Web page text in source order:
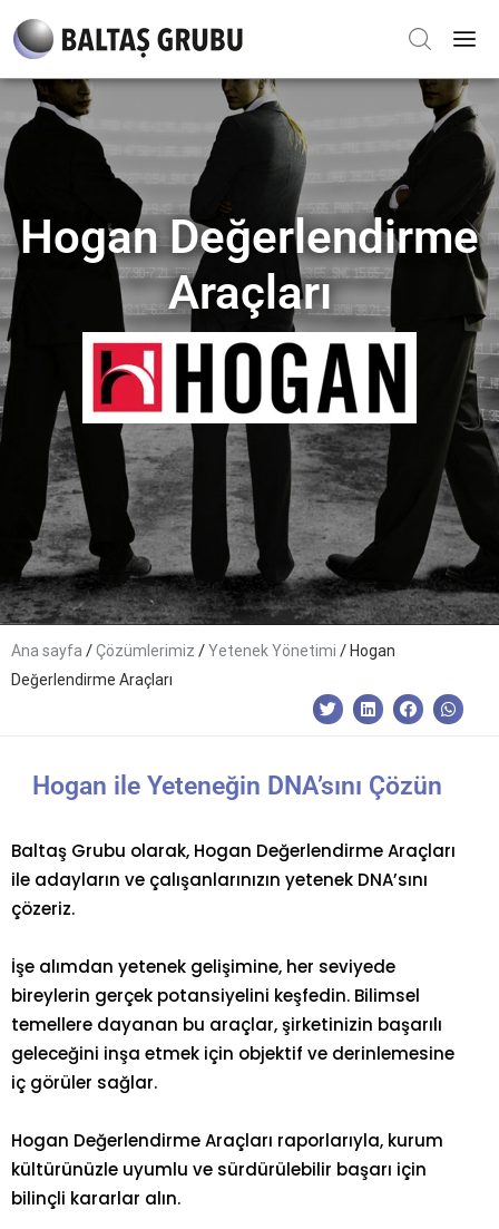
Hogan Değerlendirme
Araçları
Ana sayfa /Çözümlerimiz /Yetenek Yönetimi / Hogan
Değerlendirme Araçları
Hogan ile Yeteneğin DNA’sını Çözün
Baltaş Grubu olarak, Hogan Değerlendirme Araçları
ile adayların ve çalışanlarınızın yetenek DNA’sını
çözeriz.
İşe alımdan yetenek gelişimine, her seviyede
bireylerin gerçek potansiyelini keşfedin. Bilimsel
temellere dayanan bu araçlar, şirketinizin başarılı
geleceğini inşa etmek için objektif ve derinlemesine
iç görüler sağlar.
Hogan Değerlendirme Araçları raporlarıyla, kurum
kültürünüzle uyumlu ve sürdürülebilir başarı için
bilinçli kararlar alın.